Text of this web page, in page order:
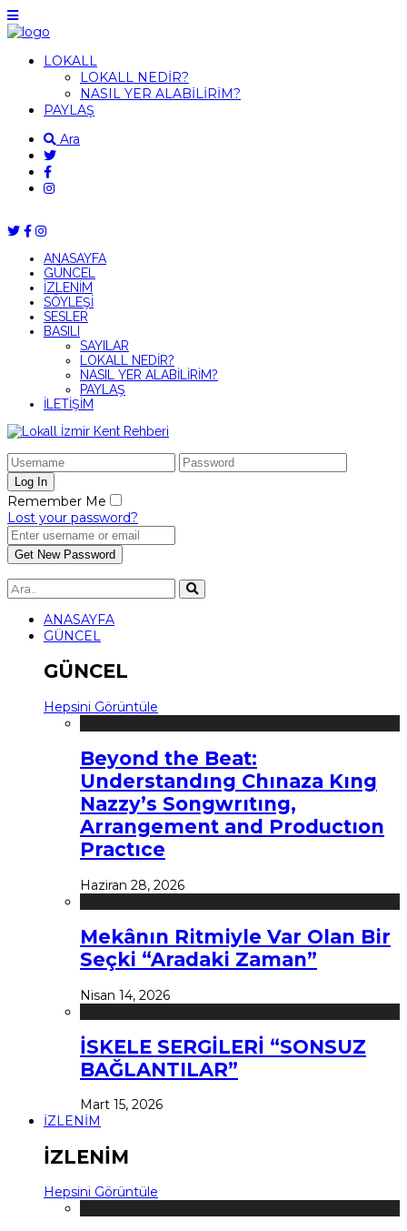
LOKALL
LOKALL NEDİR?
NASIL YER ALABİLİRİM?
PAYLAŞ
Ara
ANASAYFA
GÜNCEL
İZLENİM
SÖYLEŞİ
SESLER
BASILI
SAYILAR
LOKALL NEDİR?
NASIL YER ALABİLİRİM?
PAYLAŞ
İLETİŞİM
Remember Me
Lost your password?
ANASAYFA
GÜNCEL
GÜNCEL
Hepsini Görüntüle
Beyond the Beat:
Understandıng Chınaza Kıng
Nazzy’s Songwrıtıng,
Arrangement and Productıon
Practıce
Haziran 28, 2026
Mekânın Ritmiyle Var Olan Bir
Seçki “Aradaki Zaman”
Nisan 14, 2026
İSKELE SERGİLERİ “SONSUZ
BAĞLANTILAR”
Mart 15, 2026
İZLENİM
İZLENİM
Hepsini Görüntüle